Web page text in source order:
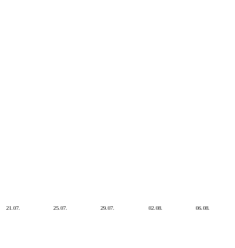
21.07. 25.07. 29.07. 02.08. 06.08.